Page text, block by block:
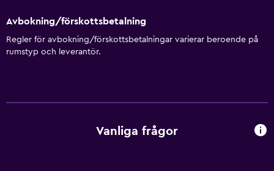
Övre våningar nås med hiss
Avbokning/förskottsbetalning
Regler för avbokning/förskottsbetalningar varierar beroende på
rumstyp och leverantör.
Vanliga frågor